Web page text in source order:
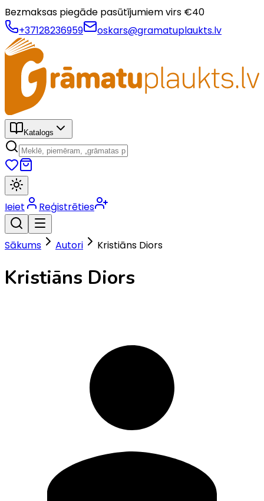
Bezmaksas piegāde pasūtījumiem virs €40
+37128236959
oskars@gramatuplaukts.lv
Katalogs
Ieiet Reģistrēties
Sākums Autori Kristiāns Diors
Kristiāns Diors